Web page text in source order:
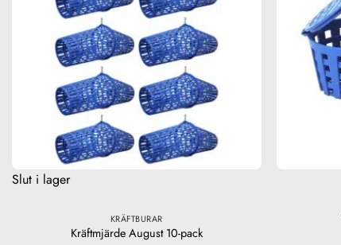
Slut i lager
KRÄFTBURAR
Kräftmjärde August 10-pack